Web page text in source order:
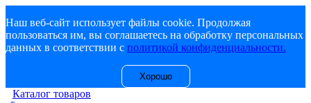
Наш веб-сайт использует файлы cookie. Продолжая
пользоваться им, вы соглашаетесь на обработку персональных
данных в соответствии с политикой конфиденциальности.
Хорошо
Каталог товаров